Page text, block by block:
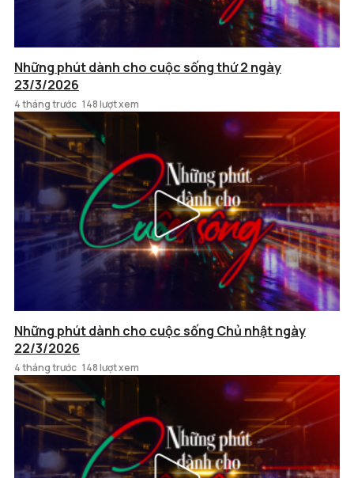
Những phút dành cho cuộc sống thứ 2 ngày
23/3/2026
4 tháng trước 148 lượt xem
Những phút dành cho cuộc sống Chủ nhật ngày
22/3/2026
4 tháng trước 148 lượt xem